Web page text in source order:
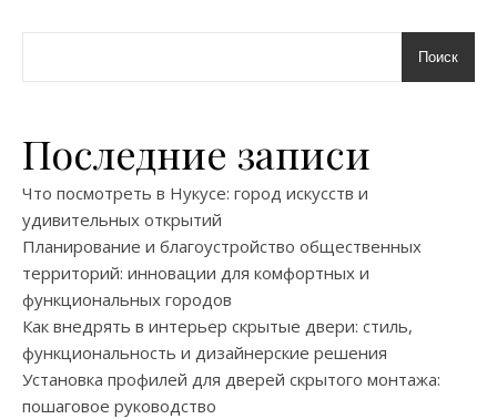
Поиск
Последние записи
Что посмотреть в Нукусе: город искусств и
удивительных открытий
Планирование и благоустройство общественных
территорий: инновации для комфортных и
функциональных городов
Как внедрять в интерьер скрытые двери: стиль,
функциональность и дизайнерские решения
Установка профилей для дверей скрытого монтажа:
пошаговое руководство